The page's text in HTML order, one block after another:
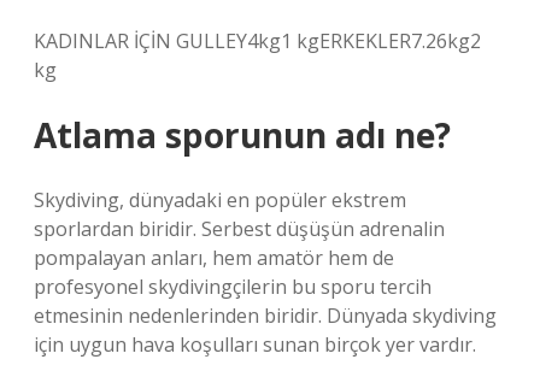
KADINLAR İÇİN GULLEY4kg1 kgERKEKLER7.26kg2
kg
Atlama sporunun adı ne?
Skydiving, dünyadaki en popüler ekstrem
sporlardan biridir. Serbest düşüşün adrenalin
pompalayan anları, hem amatör hem de
profesyonel skydivingçilerin bu sporu tercih
etmesinin nedenlerinden biridir. Dünyada skydiving
için uygun hava koşulları sunan birçok yer vardır.